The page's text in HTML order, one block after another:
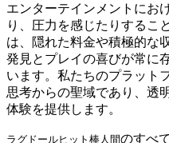
エンターテインメントにお
り、圧力を感じたりするこ
は、隠れた料金や積極的な
発見とプレイの喜びが常に
います。私たちのプラット
思考からの聖域であり、透
体験を提供します。
ラグドールヒット棒人間のすべ